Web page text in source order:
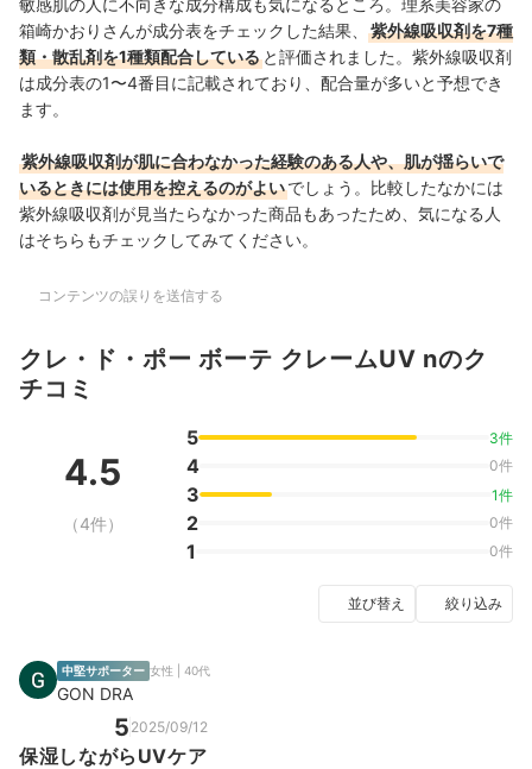
箱崎かおりさんが成分表をチェックした結果、
紫外線吸収剤を7種
類・散乱剤を1種類配合している と評価されました。紫外線吸収剤
は成分表の1〜4番目に記載されており、配合量が多いと予想でき
ます。
紫外線吸収剤が肌に合わなかった経験のある人や、肌が揺らいで
いるときには使用を控えるのがよいでしょう。比較したなかには
紫外線吸収剤が見当たらなかった商品もあったため、気になる人
はそちらもチェックしてみてください。
コンテンツの誤りを送信する
クレ・ド・ポー ボーテ クレームUV nのク
チコミ
4.5
（4件）
5 3件
4 0件
3 1件
2 0件
1 0件
並び替え 絞り込み
中堅サポーター 女性 | 40代
GON DRA
5 2025/09/12
保湿しながらUVケア